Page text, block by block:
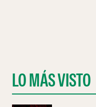
LO MÁS VISTO